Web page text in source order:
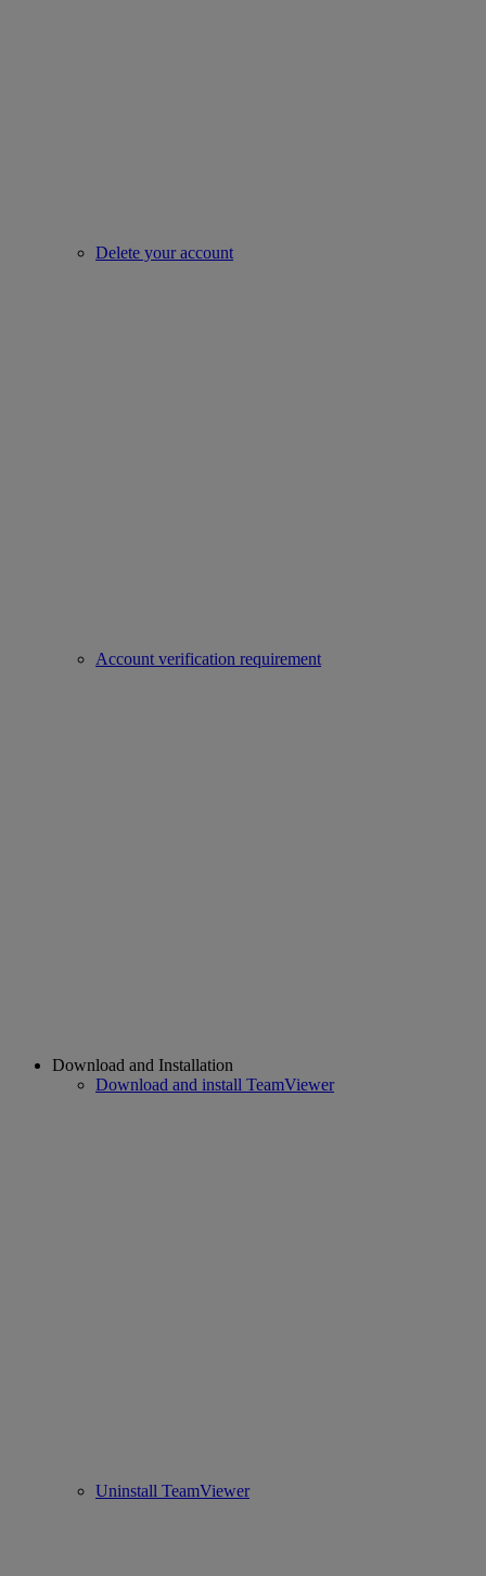
Delete your account
Account verification requirement
Download and Installation
Download and install TeamViewer
Uninstall TeamViewer